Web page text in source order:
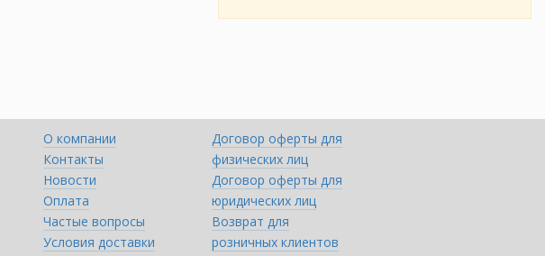
О компании
Контакты
Новости
Оплата
Частые вопросы
Условия доставки
Договор оферты для
физических лиц
Договор оферты для
юридических лиц
Возврат для
розничных клиентов